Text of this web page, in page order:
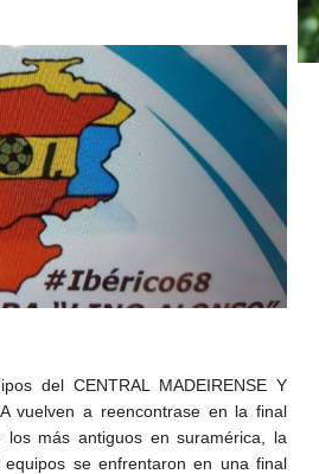
del CENTRAL MADEIRENSE Y
vuelven a reencontrase en la final
los más antiguos en suramérica, la
se enfrentaron en una final